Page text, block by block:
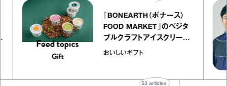
ャ
『BONEARTH（ボナース）
FOOD MARKET』のベジタ
ブルクラフトアイスクリーム
｜真野知子の「おいしいギフ
おいしいギフト
articles